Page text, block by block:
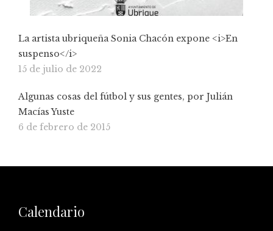
La artista ubriqueña Sonia Chacón expone <i>En
suspenso</i>
15 de julio de 2022
Algunas cosas del fútbol y sus gentes, por Julián
Macías Yuste
6 de febrero de 2015
Calendario